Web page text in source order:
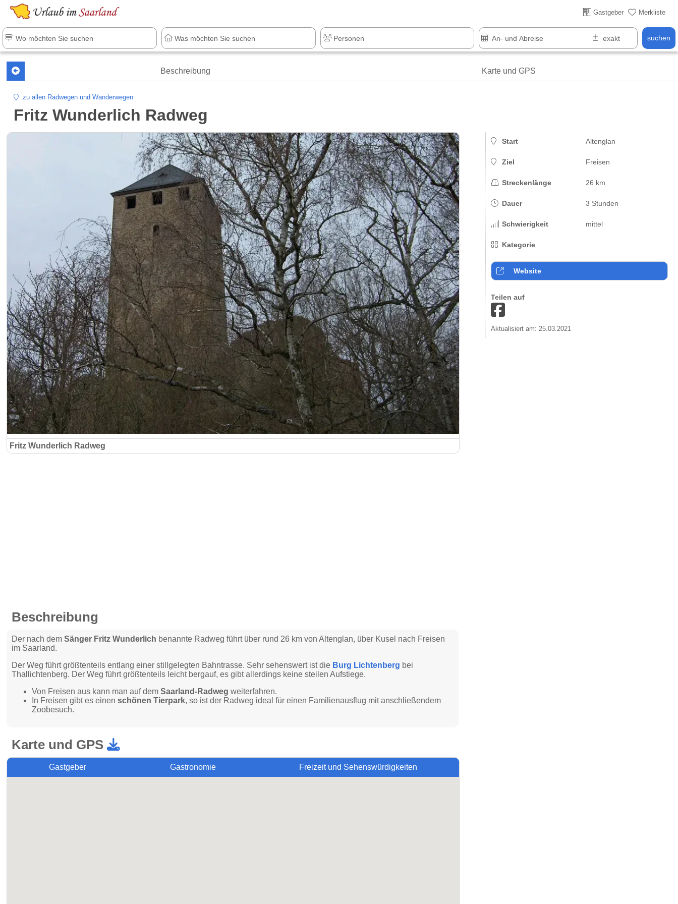
Gastgeber Merkliste
suchen
Beschreibung Karte und GPS
zu allen Radwegen und Wanderwegen
Fritz Wunderlich Radweg
Fritz Wunderlich Radweg
Start Altenglan
Ziel Freisen
Streckenlänge 26 km
Dauer 3 Stunden
Schwierigkeit mittel
Kategorie
Website
Teilen auf
Aktualisiert am: 25.03.2021
Beschreibung
Der nach demSänger Fritz Wunderlich benannte Radweg führt über rund 26 km von Altenglan, über Kusel nach Freisen
im Saarland.
Der Weg führt größtenteils entlang einer stillgelegten Bahntrasse. Sehr sehenswert ist die Burg Lichtenberg bei
Thallichtenberg. Der Weg führt größtenteils leicht bergauf, es gibt allerdings keine steilen Aufstiege.
Von Freisen aus kann man auf demSaarland-Radweg weiterfahren.
In Freisen gibt es einenschönen Tierpark, so ist der Radweg ideal für einen Familienausflug mit anschließendem
Zoobesuch.
Karte und GPS
Gastgeber Gastronomie Freizeit und Sehenswürdigkeiten